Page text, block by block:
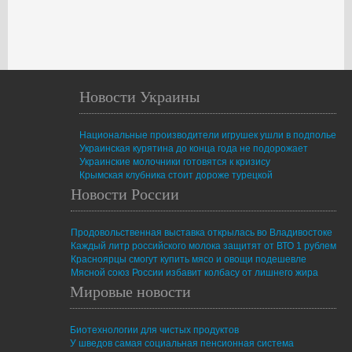
Новости Украины
Национальные производители игрушек ушли в подполье
Украинская курятина до конца года не подорожает
Украинские молочники готовятся к кризису
Крымская клубника стоит дороже турецкой
Новости России
Продовольственная выставка открылась во Владивостоке
Каждый литр российского молока защитят от ВТО 1 рублем
Красноярцы смогут купить мясо и овощи подешевле
Мясной союз России избавит колбасу от лишнего жира
Мировые новости
Биотехнологии для чистых продуктов
У шведов самая социальная пенсионная система